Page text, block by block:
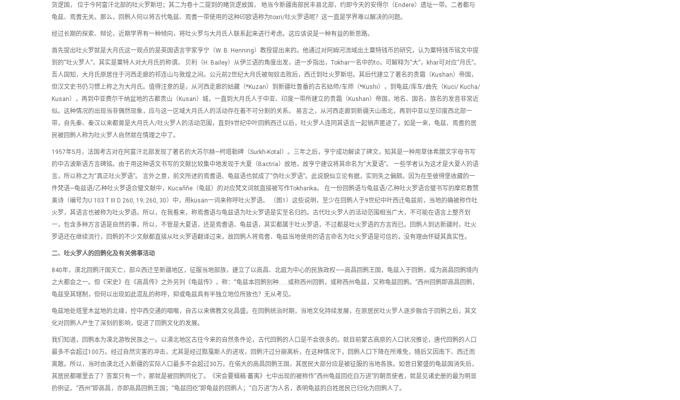
货逻国， 位于今阿富汗北部的吐火罗斯坦；其二为卷十二提到的睹货逻故国， 地当今新疆南部民丰县北部，约即今天的安得尔（Endere）遗址一带。二者都与
龟兹、焉耆无关。那么，回鹘人何以将古代龟兹、焉耆一带使用的这种印欧语称为toxri/吐火罗语呢？这一直是学界难以解决的问题。
经过长期的探索、辩论，近期学界有一种倾向，将吐火罗与大月氏人联系起来进行考虑。这应该说是一种有益的新思路。
首先提出吐火罗就是大月氏这一观点的是英国语言学家亨宁（W. B. Henning）教授提出来的。他通过对阿姆河流域出土粟特钱币的研究，认为粟特钱币铭文中提
到的“吐火罗人”，其实是粟特人对大月氏的称谓。 贝利（H. Bailey）从伊兰语的角度出发，进一步指出，Tokhar一名中的to，可解释为“大”，khar可对应“月氏”。
吾人固知，大月氏原居住于河西走廊的祁连山与敦煌之间。公元前2世纪大月氏被匈奴击败后，西迁到吐火罗斯坦。其后代建立了著名的贵霜（Kushan）帝国，
但汉文史书仍习惯上称之为大月氏。值得注意的是，从河西走廊的姑藏（*Kuzan）到新疆吐鲁番的古名姑师/车师（*Kushi），到龟兹/库车/曲先（Kuci/ Kucha/
Kusan），再到中亚费尔干纳盆地的古都贵山（Kusan）城，一直到大月氏人于中亚、印度一带所建立的贵霜（Kushan）帝国，地名、国名、族名的发音非常近
似。这种情况的出现当非偶然现象，应与这一区域大月氏人的活动存在着不可分割的关系。 易言之，从河西走廊到新疆天山南北，再到中亚以至印度西北部一
带，自先秦、秦汉以来都曾是大月氏人/吐火罗人的活动范围，直到9世纪中叶回鹘西迁以后，吐火罗人连同其语言一起销声匿迹了。如是一来，龟兹、焉耆的居
民被回鹘人称为吐火罗人自然就在情理之中了。
1957年5月，法国考古对在阿富汗北部发现了著名的大苏尔赫—柯塔勒碑（Surkh-Kotal）。三年之后，亨宁成功解读了碑文，知其是一种用草体希腊文字母书写
的中古波斯语方言碑铭。由于用这种语文书写的文献比较集中地发现于大夏（Bactria）故地，故亨宁建议将其命名为“大夏语”。 一些学者认为这才是大夏人的语
言，所以称之为“真正吐火罗语”。 言外之意，前文所述的焉耆语、龟兹语也就成了“伪吐火罗语”。此说貌似立论有据，实则失之偏颇。因为在圣彼得堡收藏的一
件梵语—龟兹语/乙种吐火罗语合璧文献中，Kucaññe（龟兹）的对应梵文词就直接被写作Tokharika。 在一份回鹘语与龟兹语/乙种吐火罗语合璧书写的摩尼教赞
美诗（编号为U 103 T III D 260, 19; 260, 30）中，用küsän一词来称呼吐火罗语。 （图1）这些说明，至少在回鹘人于9世纪中叶西迁龟兹前，当地的确被称作吐
火罗，其语言也被称为吐火罗语。所以，在我看来，称焉耆语与龟兹语为吐火罗语是实至名归的。古代吐火罗人的活动范围相当广大，不可能在语言上整齐划
一，包含多种方言语是自然的事，所以，不管是大夏语，还是焉耆语、龟兹语，其实都属于吐火罗语，不过都是吐火罗语的方言而已。回鹘人到达新疆时，吐火
罗语还在继续流行，回鹘的不少文献都直接从吐火罗语翻译过来，故回鹘人将焉耆、龟兹当地使用的语言命名为吐火罗语是可信的，没有理由怀疑其真实性。
二、吐火罗人的回鹘化及有关佛事活动
840年，漠北回鹘汗国灭亡，部众西迁至新疆地区，征服当地部族，建立了以高昌、北庭为中心的民族政权——高昌回鹘王国，龟兹入于回鹘，成为高昌回鹘境内
之大都会之一。但《宋史》在《高昌传》之外另列《龟兹传》，称：“龟兹本回鹘别种……或称西州回鹘，或称西州龟兹，又称龟兹回鹘。”西州回鹘即高昌回鹘，
龟兹受其辖制，但何以出现如此混乱的称呼，抑或龟兹具有半独立地位所致也？无从考见。
龟兹地处塔里木盆地的北缘，控中西交通的咽喉，自古以来佛教文化昌盛。在回鹘统治时期，当地文化持续发展，在原居民吐火罗人逐步融合于回鹘之后，其文
化对回鹘人产生了深刻的影响，促进了回鹘文化的发展。
我们知道，回鹘本为漠北游牧民族之一。以漠北地区古往今来的自然条件论，古代回鹘的人口是不会很多的。就目前蒙古高原的人口状况推论，唐代回鹘的人口
最多不会超过100万。经过自然灾害的冲击，尤其是经过黠戛斯人的进攻，回鹘汗过分崩离析，在这种情况下，回鹘人口下降在所难免，随后又因南下、西迁而
离散。所以，当时由漠北迁入新疆的实际人口最多不会超过30万。在偌大的高昌回鹘王国，其居民大部分应是被征服的当地各族。如昔日繁盛的龟兹国消失后，
其居民都哪里去了？答案只有一个，那就是被回鹘同化了。《宋会要辑稿·蕃夷》七中出现的被称作“西州龟兹回纥白万进”的朝贡使者，就是见诸史册的最为明显
的例证。“西州”即高昌，亦即高昌回鹘王国；“龟兹回纥”即龟兹的回鹘人；“白万进”为人名，表明龟兹的白姓居民已归化为回鹘人了。